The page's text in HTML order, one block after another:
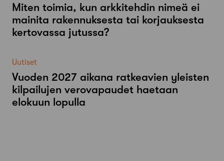
Miten toimia, kun arkkitehdin nimeä ei
mainita rakennuksesta tai korjauksesta
kertovassa jutussa?
Uutiset
Vuoden 2027 aikana ratkeavien yleisten
kilpailujen verovapaudet haetaan
elokuun lopulla